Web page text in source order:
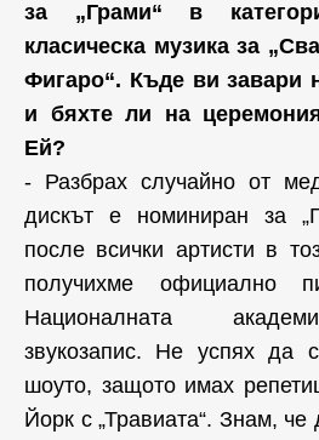
за „Грами“ в
класическа музика за
Фигаро“. Къде ви завари
и бяхте ли на
Ей?
- Разбрах случайно от
дискът е номиниран за
после всички артисти в
получихме официално
Националната
звукозапис. Не успях да
шоуто, защото имах
Йорк с „Травиата“. Знам,